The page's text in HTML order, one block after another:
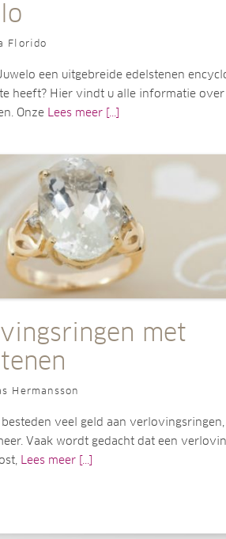
Florido
een uitgebreide edelstenen
heeft? Hier vindt u alle informatie over
Onze Lees meer [...]
met
Hermansson
besteden veel geld aan
Vaak wordt gedacht dat een
Lees meer [...]